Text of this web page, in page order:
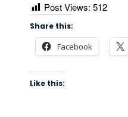
Post Views: 512
Share this:
Facebook
Like this: